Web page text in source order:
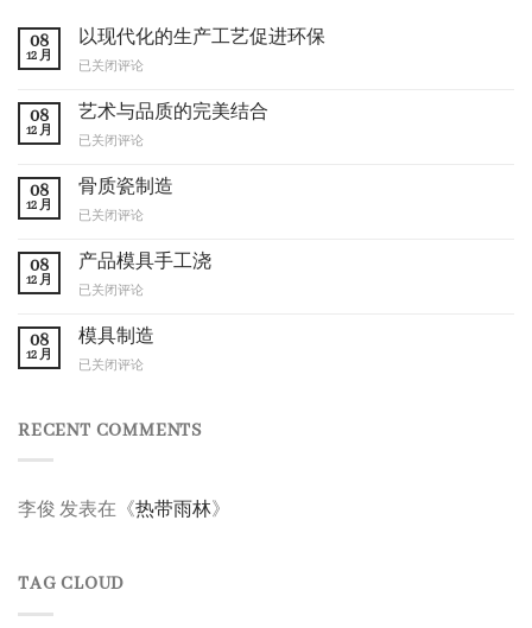
08
12 月
以现代化的生产工艺促进环保
以
代
的
产
工
促
进
环
已关闭评论
08
12 月
艺术与品质的完美结合
艺
与
质
完
美
已关闭评论
08
12 月
骨质瓷制造
骨
瓷
造
已关闭评论
08
12 月
产品模具手工浇
产
模
手
已关闭评论
08
12 月
模具制造
模
造
已关闭评论
RECENT COMMENTS
李俊 发表在《热带雨林》
TAG CLOUD